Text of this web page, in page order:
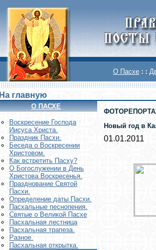
О Пасхе : :
На главную
О ПАСХЕ
Воскреcение Господа
Иисуса Христа.
Праздник Пасхи.
Беседа о Воскресении
Христовом.
Как встретить Пасху?
О Богослужении в День
Христова Воскресенья.
Празднование Святой
Пасхи.
Определение даты Пасхи.
Пасхальные песнопения.
Святые о Великой Пасхе
Пасхальная лестница
Пасхальная трапеза.
Разное.
Пасхальная открытка.
Новый год в
01.01.2011